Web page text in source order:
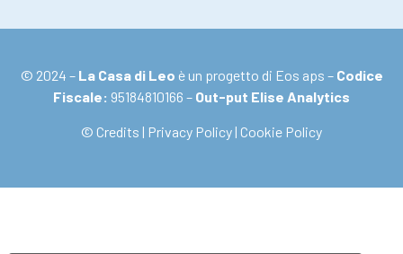
© 2024 – La Casa di Leo è un progetto di Eos aps – Codice
Fiscale: 95184810166 – Out-put Elise Analytics
© Credits | Privacy Policy | Cookie Policy